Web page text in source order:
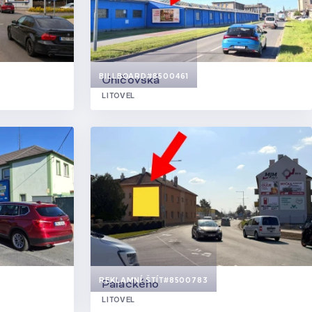
BILLBOARD#8500461
Uničovská
LITOVEL
REKLAMNÍ ŠTÍT#8500783
Palackého
LITOVEL